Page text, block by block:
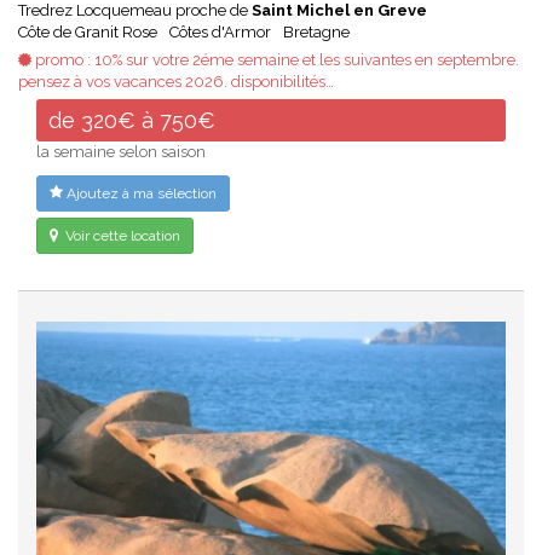
Tredrez Locquemeau proche de Saint Michel en Greve
Côte de Granit Rose
Côtes d'Armor
Bretagne
promo : 10% sur votre 2éme semaine et les suivantes en septembre.
pensez à vos vacances 2026. disponibilités…
de 320€ à 750€
la semaine selon saison
Ajoutez à ma sélection
Voir cette location